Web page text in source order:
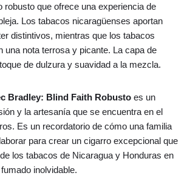
robusto que ofrece una experiencia de
Los tabacos nicaragüenses aportan
distintivos, mientras que los tabacos
una nota terrosa y picante. La capa de
de dulzura y suavidad a la mezcla.
Bradley: Blind Faith Robusto es un
y la artesanía que se encuentra en el
Es un recordatorio de cómo una familia
para crear un cigarro excepcional que
los tabacos de Nicaragua y Honduras en
inolvidable.